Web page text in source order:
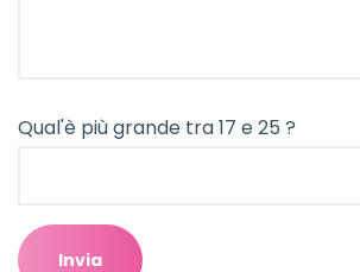
Qual'è più grande tra 17 e 25 ?